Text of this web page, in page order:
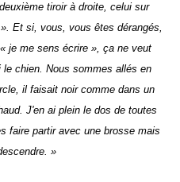
tiroir à droite, celui sur
Et si, vous, vous êtes dérangés,
je me sens écrire », ça ne veut
chien. Nous sommes allés en
il faisait noir comme dans un
J'en ai plein le dos de toutes
faire partir avec une brosse mais
»